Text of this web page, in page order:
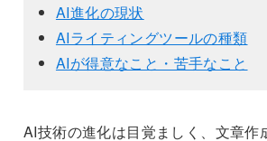
AI進化の現状
AIライティングツールの種類
AIが得意なこと・苦手なこと
AI技術の進化は目覚ましく、文章作